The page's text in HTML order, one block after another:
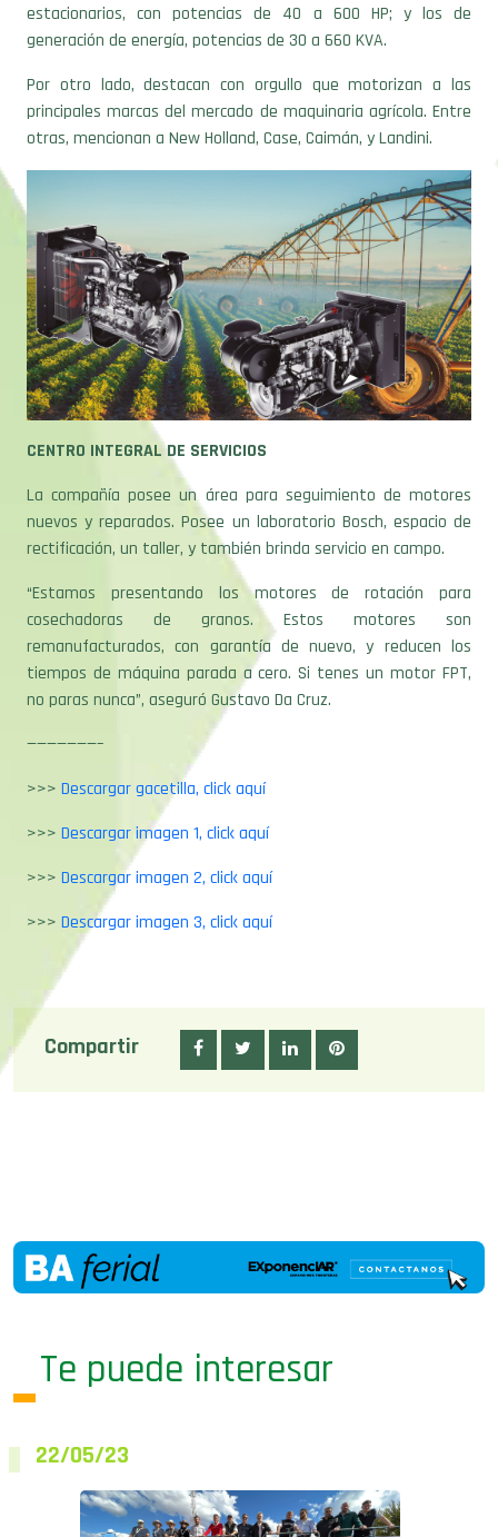
estacionarios, con potencias de 40 a 600 HP; y los de
generación de energía, potencias de 30 a 660 KVA.
Por otro lado, destacan con orgullo que motorizan a las
principales marcas del mercado de maquinaria agrícola. Entre
otras, mencionan a New Holland, Case, Caimán, y Landini.
CENTRO INTEGRAL DE SERVICIOS
La compañía posee un área para seguimiento de motores
nuevos y reparados. Posee un laboratorio Bosch, espacio de
rectificación, un taller, y también brinda servicio en campo.
“Estamos presentando los motores de rotación para
cosechadoras de granos. Estos motores son
remanufacturados, con garantía de nuevo, y reducen los
tiempos de máquina parada a cero. Si tenes un motor FPT,
no paras nunca”, aseguró Gustavo Da Cruz.
———————–
>>> Descargar gacetilla, click aquí
>>> Descargar imagen 1, click aquí
>>> Descargar imagen 2, click aquí
>>> Descargar imagen 3, click aquí
Compartir
Te puede interesar
22/05/23